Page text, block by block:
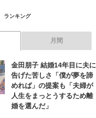
ランキング
月間
金田朋子 結婚14年目に夫に
告げた苦しさ「僕が夢を諦
めれば」の提案も「夫婦が
人生をまっとうするため離
婚を選んだ」